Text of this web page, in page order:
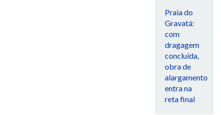
Praia do
Gravatá:
com
dragagem
concluída,
obra de
alargamento
entra na
reta final